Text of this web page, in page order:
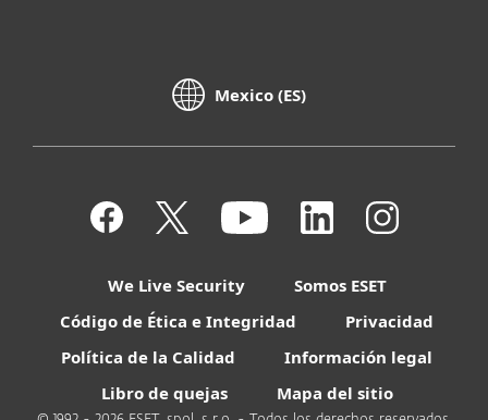
Mexico (ES)
We Live Security
Somos ESET
Código de Ética e Integridad
Privacidad
Política de la Calidad
Información legal
Libro de quejas
Mapa del sitio